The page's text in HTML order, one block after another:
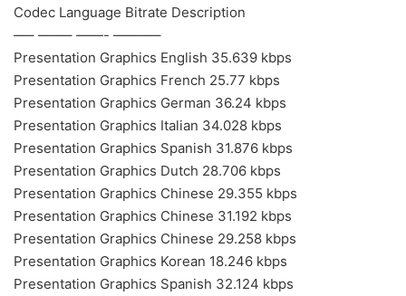
Codec Language Bitrate Description
—– ——– ——- ———–
Presentation Graphics English 35.639 kbps
Presentation Graphics French 25.77 kbps
Presentation Graphics German 36.24 kbps
Presentation Graphics Italian 34.028 kbps
Presentation Graphics Spanish 31.876 kbps
Presentation Graphics Dutch 28.706 kbps
Presentation Graphics Chinese 29.355 kbps
Presentation Graphics Chinese 31.192 kbps
Presentation Graphics Chinese 29.258 kbps
Presentation Graphics Korean 18.246 kbps
Presentation Graphics Spanish 32.124 kbps